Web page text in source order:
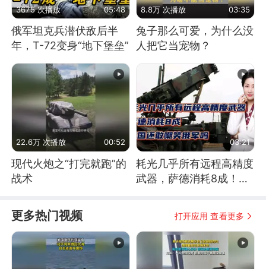
3675 次播放 05:48
俄军坦克兵潜伏敌后半
年，T-72变身“地下堡垒”
8.8万 次播放 03:35
兔子那么可爱，为什么没
人把它当宠物？
22.6万 次播放 00:52
现代火炮之“打完就跑”的
战术
03:21
耗光几乎所有远程高精度
武器，萨德消耗8成！美
更多热门视频 打开应用 查看更多